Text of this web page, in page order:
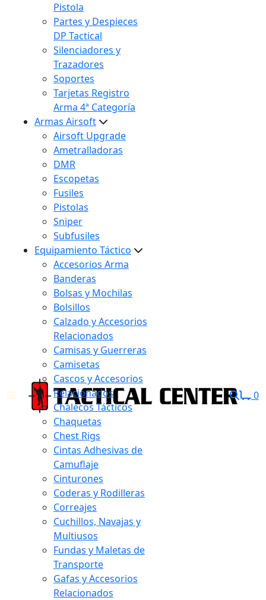
Pistola
Partes y Despieces
DP Tactical
Silenciadores y
Trazadores
Soportes
Tarjetas Registro
Arma 4ª Categoría
Armas Airsoft
Airsoft Upgrade
Ametralladoras
DMR
Escopetas
Fusiles
Pistolas
Sniper
Subfusiles
Equipamiento Táctico
Accesorios Arma
Banderas
Bolsas y Mochilas
Bolsillos
Calzado y Accesorios
Relacionados
Camisas y Guerreras
Camisetas
Cascos y Accesorios
Relacionados
Chalecos Tácticos
Chaquetas
Chest Rigs
Cintas Adhesivas de
Camuflaje
Cinturones
Coderas y Rodilleras
Correajes
Cuchillos, Navajas y
Multiusos
Fundas y Maletas de
Transporte
Gafas y Accesorios
Relacionados
0